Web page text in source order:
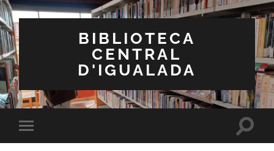
BIBLIOTECA
CENTRAL
D'IGUALADA
Toggle
mobile
Toggle